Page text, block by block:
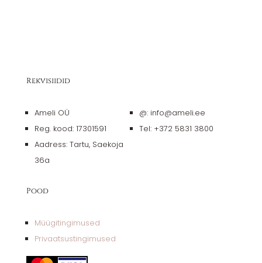
Rekvisiidid
Ameli OÜ
Reg. kood: 17301591
Aadress: Tartu, Saekoja
36a
@: info@ameli.ee
Tel: +372 5831 3800
Pood
Müügitingimused
Privaatsustingimused